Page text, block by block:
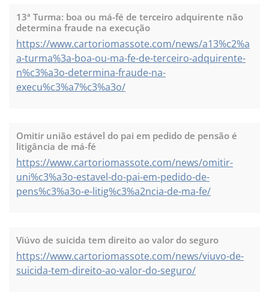
13ª Turma: boa ou má-fé de terceiro adquirente não
determina fraude na execução
https://www.cartoriomassote.com/news/a13%c2%a
a-turma%3a-boa-ou-ma-fe-de-terceiro-adquirente-
n%c3%a3o-determina-fraude-na-
execu%c3%a7%c3%a3o/
Omitir união estável do pai em pedido de pensão é
litigância de má-fé
https://www.cartoriomassote.com/news/omitir-
uni%c3%a3o-estavel-do-pai-em-pedido-de-
pens%c3%a3o-e-litig%c3%a2ncia-de-ma-fe/
Viúvo de suicida tem direito ao valor do seguro
https://www.cartoriomassote.com/news/viuvo-de-
suicida-tem-direito-ao-valor-do-seguro/